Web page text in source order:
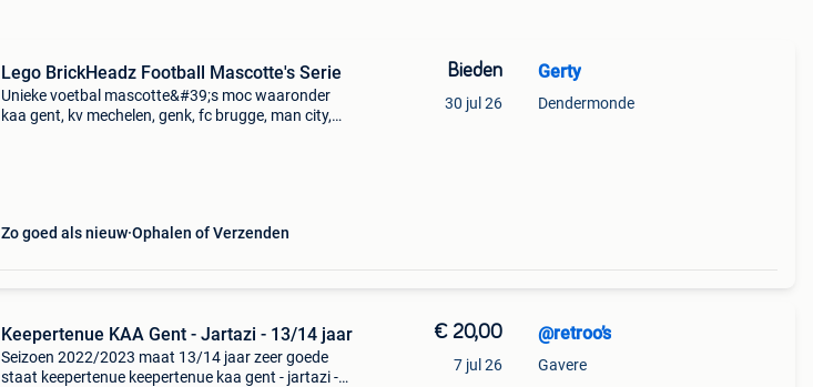
Lego BrickHeadz Football Mascotte's Serie
Unieke voetbal mascotte&#39;s moc waaronder
kaa gent, kv mechelen, genk, fc brugge, man city,
Zo goed als nieuw Ophalen of Verzenden
Bieden
30 jul 26
Gerty
Dendermonde
Keepertenue KAA Gent - Jartazi - 13/14 jaar
Seizoen 2022/2023 maat 13/14 jaar zeer goede
staat keepertenue keepertenue kaa gent - jartazi -
€ 20,00
7 jul 26
@retroo’s
Gavere